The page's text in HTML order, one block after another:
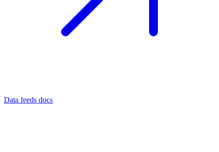
Data feeds docs